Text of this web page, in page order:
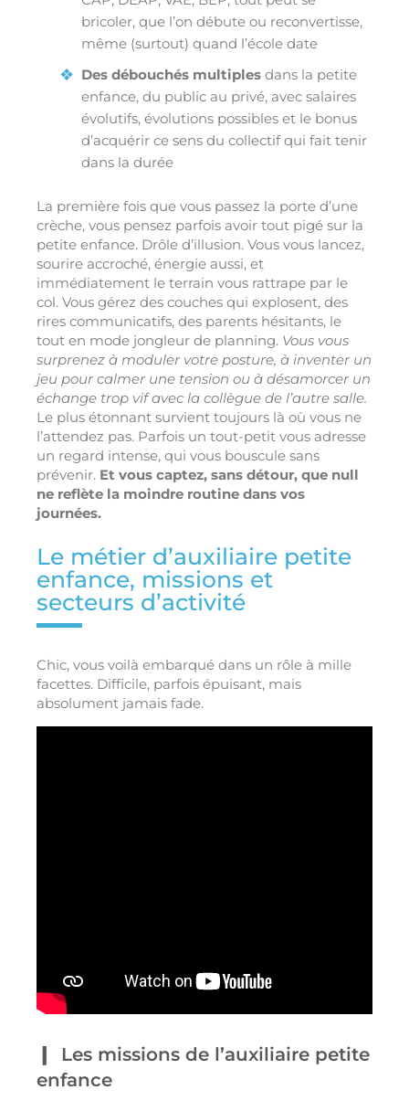
bricoler, que l’on débute ou reconvertisse,
même (surtout) quand l’école date
Des débouchés multiples dans la petite
enfance, du public au privé, avec salaires
évolutifs, évolutions possibles et le bonus
d’acquérir ce sens du collectif qui fait tenir
dans la durée
La première fois que vous passez la porte d’une
crèche, vous pensez parfois avoir tout pigé sur la
petite enfance. Drôle d’illusion. Vous vous lancez,
sourire accroché, énergie aussi, et
immédiatement le terrain vous rattrape par le
col. Vous gérez des couches qui explosent, des
rires communicatifs, des parents hésitants, le
tout en mode jongleur de planning. Vous vous
surprenez à moduler votre posture, à inventer un
jeu pour calmer une tension ou à désamorcer un
échange trop vif avec la collègue de l’autre salle.
Le plus étonnant survient toujours là où vous ne
l’attendez pas. Parfois un tout-petit vous adresse
un regard intense, qui vous bouscule sans
prévenir. Et vous captez, sans détour, que null
ne reflète la moindre routine dans vos
journées.
Le métier d’auxiliaire petite
enfance, missions et
secteurs d’activité
Chic, vous voilà embarqué dans un rôle à mille
facettes. Difficile, parfois épuisant, mais
absolument jamais fade.
Les missions de l’auxiliaire petite
enfance